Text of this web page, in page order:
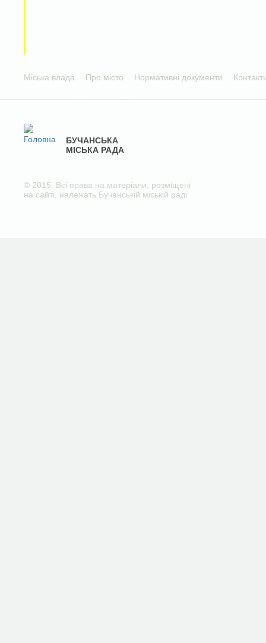
Міська влада Про місто Нормативні документи
БУЧАНСЬКА
МІСЬКА РАДА
© 2015. Всі права на матеріали, розміщені
на сайті, належать Бучанській міській раді